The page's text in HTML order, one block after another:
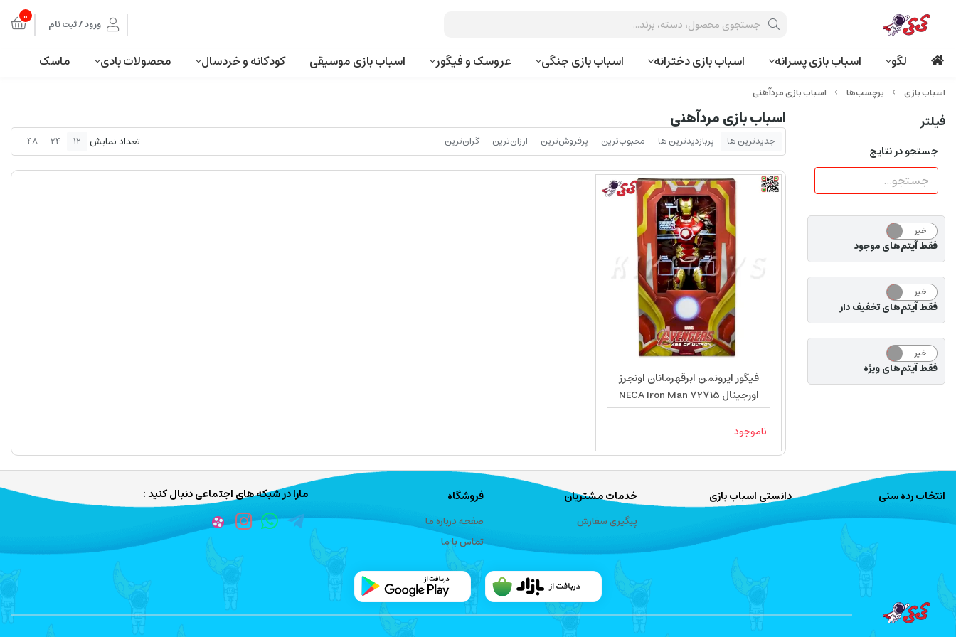
ورود / ثبت نام 0
لگو اسباب بازی پسرانه اسباب بازی دخترانه اسباب بازی جنگی عروسک و فیگور اسباب بازی موسیقی کودکانه و خردسال محصولات بادی ماسک
برچسب‌ها اسباب بازی مردآهنی
فیلتر
جستجو در نتایج
خیر
فقط آیتم‌های موجود
خیر
فقط آیتم‌های تخفیف دار
خیر
فقط آیتم‌های ویژه
اسباب بازی مردآهنی
جدیدترین ها پربازدیدترین ها محبوب‌‌ترین پرفروش‌ترین ارزان‌ترین گران‌ترین تعداد نمایش 12
24
48
فیگور ایرونمن ابرقهرمانان اونجرز
اورجینال NECA Iron Man 72715
ناموجود
انتخاب رده سنی دانستی اسباب بازی خدمات مشتریان
پیگیری سفارش
فروشگاه
صفحه درباره ما
تماس با ما
مارا در شبکه های اجتماعی دنبال کنید :